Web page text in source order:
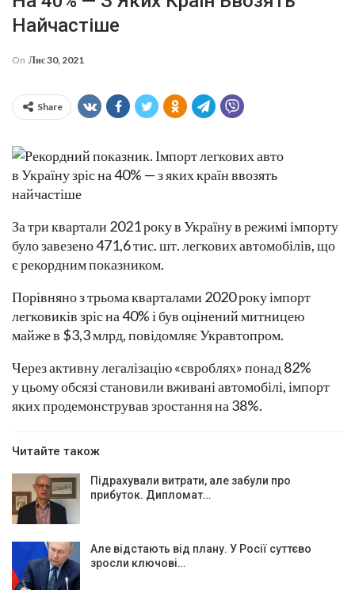
Найчастіше
On Лис 30, 2021
Share
За три квартали 2021 року в Україну в режимі імпорту
було завезено 471,6 тис. шт. легкових автомобілів, що
є рекордним показником.
Порівняно з трьома кварталами 2020 року імпорт
легковиків зріс на 40% і був оцінений митницею
майже в $3,3 млрд, повідомляє Укравтопром.
Через активну легалізацію «євроблях» понад 82%
у цьому обсязі становили вживані автомобілі, імпорт
яких продемонстрував зростання на 38%.
Читайте також
Підрахували витрати, але забули про
прибуток. Дипломат…
Але відстають від плану. У Росії суттєво
зросли ключові…